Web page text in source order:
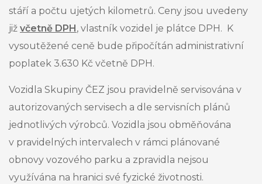
stáří a počtu ujetých kilometrů. Ceny jsou uvedeny
již včetně DPH , vlastník vozidel je plátce DPH. K
vysoutěžené ceně bude připočítán administrativní
poplatek 3.630 Kč včetně DPH.
Vozidla Skupiny ČEZ jsou pravidelně servisována v
autorizovaných servisech a dle servisních plánů
jednotlivých výrobců. Vozidla jsou obměňována
v pravidelných intervalech v rámci plánované
obnovy vozového parku a zpravidla nejsou
využívána na hranici své fyzické životnosti.